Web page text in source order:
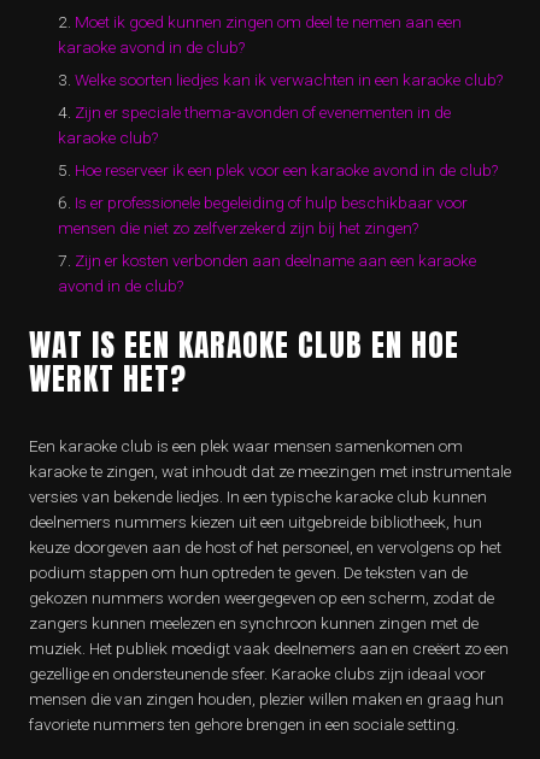
Moet ik goed kunnen zingen om deel te nemen aan een
karaoke avond in de club?
Welke soorten liedjes kan ik verwachten in een karaoke club?
Zijn er speciale thema-avonden of evenementen in de
karaoke club?
Hoe reserveer ik een plek voor een karaoke avond in de club?
Is er professionele begeleiding of hulp beschikbaar voor
mensen die niet zo zelfverzekerd zijn bij het zingen?
Zijn er kosten verbonden aan deelname aan een karaoke
avond in de club?
WAT IS EEN KARAOKE CLUB EN HOE
WERKT HET?
Een karaoke club is een plek waar mensen samenkomen om
karaoke te zingen, wat inhoudt dat ze meezingen met instrumentale
versies van bekende liedjes. In een typische karaoke club kunnen
deelnemers nummers kiezen uit een uitgebreide bibliotheek, hun
keuze doorgeven aan de host of het personeel, en vervolgens op het
podium stappen om hun optreden te geven. De teksten van de
gekozen nummers worden weergegeven op een scherm, zodat de
zangers kunnen meelezen en synchroon kunnen zingen met de
muziek. Het publiek moedigt vaak deelnemers aan en creëert zo een
gezellige en ondersteunende sfeer. Karaoke clubs zijn ideaal voor
mensen die van zingen houden, plezier willen maken en graag hun
favoriete nummers ten gehore brengen in een sociale setting.